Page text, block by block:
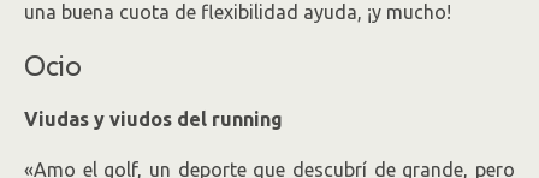
una buena cuota de flexibilidad ayuda, ¡y mucho!
Ocio
Viudas y viudos del running
«Amo el golf, un deporte que descubrí de grande, pero